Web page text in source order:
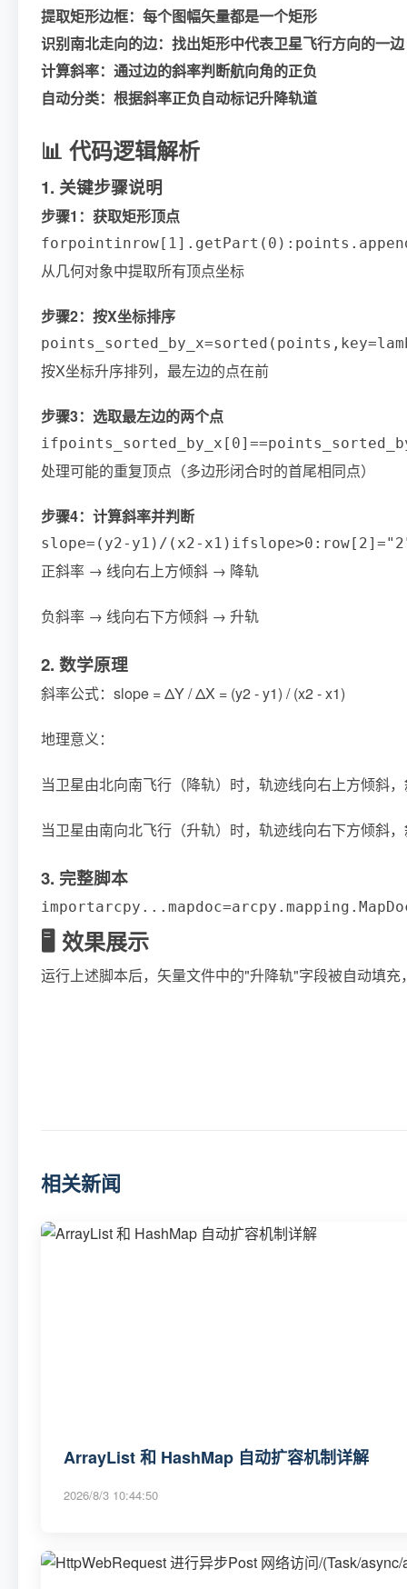
提取矩形边框：每个图幅矢量都是一个矩形
识别南北走向的边：找出矩形中代表卫星飞行方向的一边
计算斜率：通过边的斜率判断航向角的正负
自动分类：根据斜率正负自动标记升降轨道
📊 代码逻辑解析
1. 关键步骤说明
步骤1：获取矩形顶点
forpointinrow[ 1] . getPart ( 0 ) : points .
从几何对象中提取所有顶点坐标
步骤2：按X坐标排序
points_sorted_by_x=sorted ( points , key=
按X坐标升序排列，最左边的点在前
步骤3：选取最左边的两个点
ifpoints_sorted_by_x [ 0] ==
处理可能的重复顶点（多边形闭合时的首尾相同点）
步骤4：计算斜率并判断
slope= ( y2- y1 ) / ( x2- x1 ) ifslope>0 : row[ 2] =
正斜率 → 线向右上方倾斜 → 降轨
负斜率 → 线向右下方倾斜 → 升轨
2. 数学原理
斜率公式：slope = ΔY / ΔX = (y2 - y1) / (x2 - x1)
地理意义：
当卫星由北向南飞行（降轨）时，轨迹线向右上方倾斜
当卫星由南向北飞行（升轨）时，轨迹线向右下方倾斜
3. 完整脚本
importarcpy . . . mapdoc=arcpy . mapping .
🖥️ 效果展示
运行上述脚本后，矢量文件中的"升降轨"字段被自动填
相关新闻
ArrayList 和 HashMap 自动扩容机制详解
2026/8/3 10:44:50